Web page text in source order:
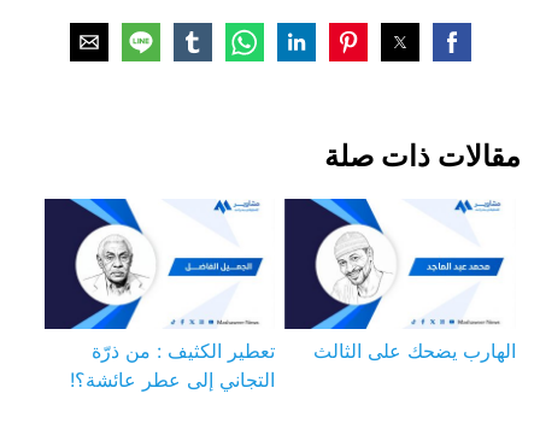
مقالات ذات صلة
الهارب يضحك على الثالث
تعطير الكثيف : من ذرّة
التجاني إلى عطر عائشة؟!